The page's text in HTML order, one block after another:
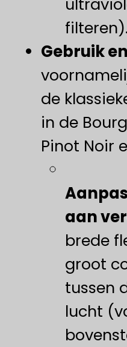
filteren).
Gebruik
de
in de
Pinot Noir
aan
brede
groot
tussen
lucht